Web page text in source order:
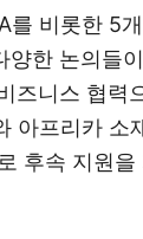
를 비롯한 5
양한 논의들
즈니스 협력
아프리카 소
후속 지원을